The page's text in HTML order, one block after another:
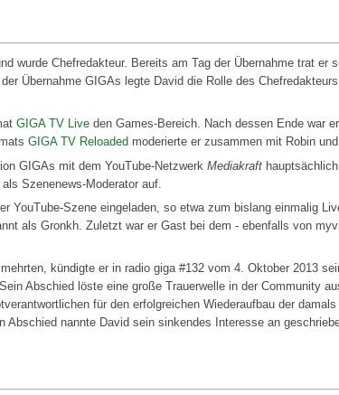
wurde Chefredakteur. Bereits am Tag der Übernahme trat er
Übernahme GIGAs legte David die Rolle des
GIGA TV Live den Games-Bereich. Nach dessen Ende war
GIGA TV Reloaded moderierte er zusammen mit Robin
GIGAs mit dem YouTube-Netzwerk Mediakraft
Szenenews-Moderator auf.
YouTube-Szene eingeladen, so etwa zum bislang einmalig
als Gronkh. Zuletzt war er Gast bei dem - ebenfalls von
kündigte er in radio giga #132 vom 4. Oktober 2013
Abschied löste eine große Trauerwelle in der Community
für den erfolgreichen Wiederaufbau der
nannte David sein sinkendes Interesse an